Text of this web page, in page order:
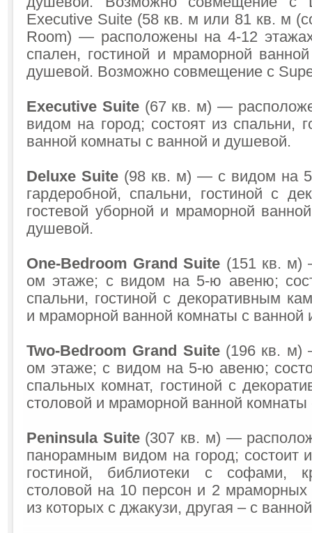
Executive Suite (58 кв. м или 81 кв. м
Room) — расположены на 4-12
спален, гостиной и мраморной
душевой. Возможно совмещение с
Executive Suite (67 кв. м) —
видом на город; состоят из спальни,
ванной комнаты с ванной и душевой.
Deluxe Suite (98 кв. м) — с видом на
гардеробной, спальни, гостиной с
гостевой уборной и мраморной
душевой.
One-Bedroom Grand Suite (151 кв. м)
ом этаже; с видом на 5-ю авеню;
спальни, гостиной с декоративным
и мраморной ванной комнаты с ванной
Two-Bedroom Grand Suite(196 кв. м)
ом этаже; с видом на 5-ю авеню;
спальных комнат, гостиной с
столовой и мраморной ванной
Peninsula Suite(307 кв. м) —
панорамным видом на город; состоит
гостиной, библиотеки с софами,
столовой на 10 персон и 2
из которых с джакузи, другая – с